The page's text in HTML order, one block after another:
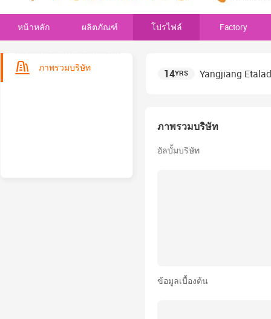
หน้าหลัก ผลิตภัณฑ์ โปรไฟล์ Factory
ภาพรวมบริษัท 14YRS Yangjiang
ภาพรวมบริษัท
อัลบั้มบริษัท
ข้อมูลเบื้องต้น